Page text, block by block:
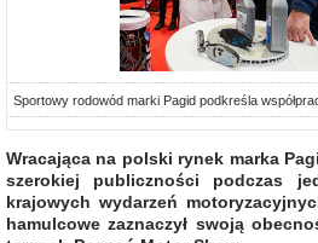
Sportowy rodowód marki Pagid podkreśla
Wracająca na polski rynek marka
szerokiej publiczności podczas
krajowych wydarzeń
hamulcowe zaznaczył swoją